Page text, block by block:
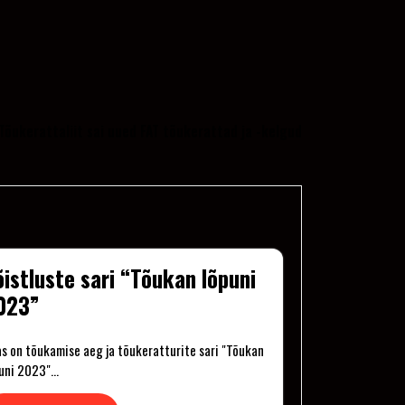
sari “Tõukan lõpuni
on tõukamise aeg ja tõukeratturite sari "Tõukan
2023"…